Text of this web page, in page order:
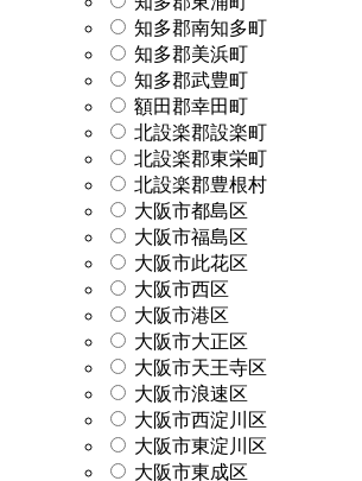
知多郡南知多町
知多郡美浜町
知多郡武豊町
額田郡幸田町
北設楽郡設楽町
北設楽郡東栄町
北設楽郡豊根村
大阪市都島区
大阪市福島区
大阪市此花区
大阪市西区
大阪市港区
大阪市大正区
大阪市天王寺区
大阪市浪速区
大阪市西淀川区
大阪市東淀川区
大阪市東成区